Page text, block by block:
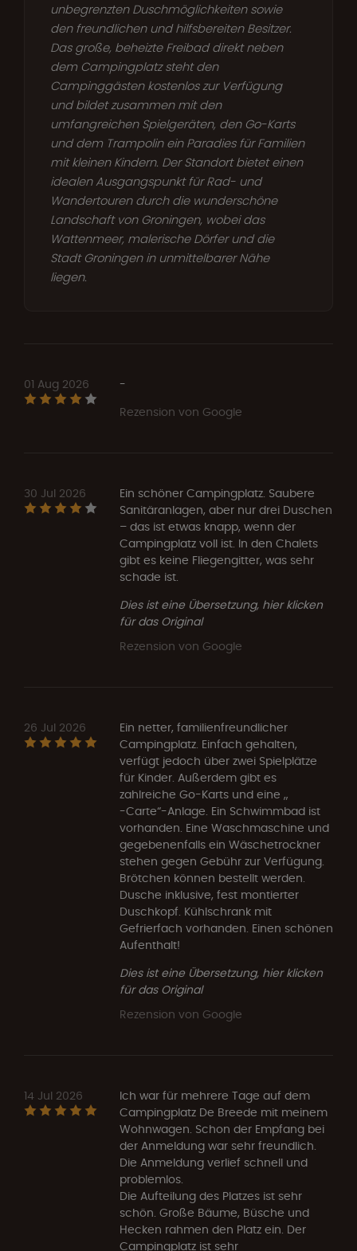
unbegrenzten Duschmöglichkeiten sowie
den freundlichen und hilfsbereiten Besitzer.
Das große, beheizte Freibad direkt neben
dem Campingplatz steht den
Campinggästen kostenlos zur Verfügung
und bildet zusammen mit den
umfangreichen Spielgeräten, den Go-Karts
und dem Trampolin ein Paradies für Familien
mit kleinen Kindern. Der Standort bietet einen
idealen Ausgangspunkt für Rad- und
Wandertouren durch die wunderschöne
Landschaft von Groningen, wobei das
Wattenmeer, malerische Dörfer und die
Stadt Groningen in unmittelbarer Nähe
liegen.
01 Aug 2026
-
Rezension von Google
30 Jul 2026
Ein schöner Campingplatz. Saubere
Sanitäranlagen, aber nur drei Duschen
– das ist etwas knapp, wenn der
Campingplatz voll ist. In den Chalets
gibt es keine Fliegengitter, was sehr
schade ist.
Dies ist eine Übersetzung, hier klicken
für das Original
Rezension von Google
26 Jul 2026
Ein netter, familienfreundlicher
Campingplatz. Einfach gehalten,
verfügt jedoch über zwei Spielplätze
für Kinder. Außerdem gibt es
zahlreiche Go-Karts und eine „
-Carte“-Anlage. Ein Schwimmbad ist
vorhanden. Eine Waschmaschine und
gegebenenfalls ein Wäschetrockner
stehen gegen Gebühr zur Verfügung.
Brötchen können bestellt werden.
Dusche inklusive, fest montierter
Duschkopf. Kühlschrank mit
Gefrierfach vorhanden. Einen schönen
Aufenthalt!
Dies ist eine Übersetzung, hier klicken
für das Original
Rezension von Google
14 Jul 2026
Ich war für mehrere Tage auf dem
Campingplatz De Breede mit meinem
Wohnwagen. Schon der Empfang bei
der Anmeldung war sehr freundlich.
Die Anmeldung verlief schnell und
problemlos.
Die Aufteilung des Platzes ist sehr
schön. Große Bäume, Büsche und
Hecken rahmen den Platz ein. Der
Campingplatz ist sehr